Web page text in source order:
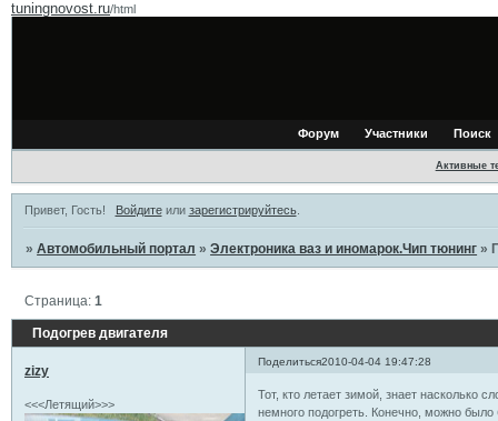
tuningnovost.ru/html
Форум Участники Поиск
Активные
Привет, Гость! Войдитеили зарегистрируйтесь.
»Автомобильный портал »Электроника ваз и иномарок.Чип тюнинг »
Подогрев двигателя
Страница:1
Поделиться2010-04-04 19:47:28
zizy
<<<Летящий>>>
Тот, кто летает зимой, знает насколько
немного подогреть. Конечно, можно было